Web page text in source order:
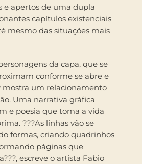
e apertos de uma dupla
capítulos existenciais
mesmo das situações mais
da capa, que se
conforme se abre e
mostra um relacionamento
Uma narrativa gráfica
e poesia que toma a vida
???As linhas vão se
formas, criando quadrinhos
páginas que
escreve o artista Fabio